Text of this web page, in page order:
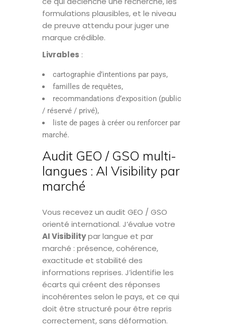
formulations plausibles, et le niveau
de preuve attendu pour juger une
marque crédible.
Livrables :
cartographie d’intentions par pays,
familles de requêtes,
recommandations d’exposition (public
/ réservé / privé),
liste de pages à créer ou renforcer par
marché.
Audit GEO / GSO multi-
langues : AI Visibility par
marché
Vous recevez un audit GEO / GSO
orienté international. J’évalue votre
AI Visibilitypar langue et par
marché : présence, cohérence,
exactitude et stabilité des
informations reprises. J’identifie les
écarts qui créent des réponses
incohérentes selon le pays, et ce qui
doit être structuré pour être repris
correctement, sans déformation.